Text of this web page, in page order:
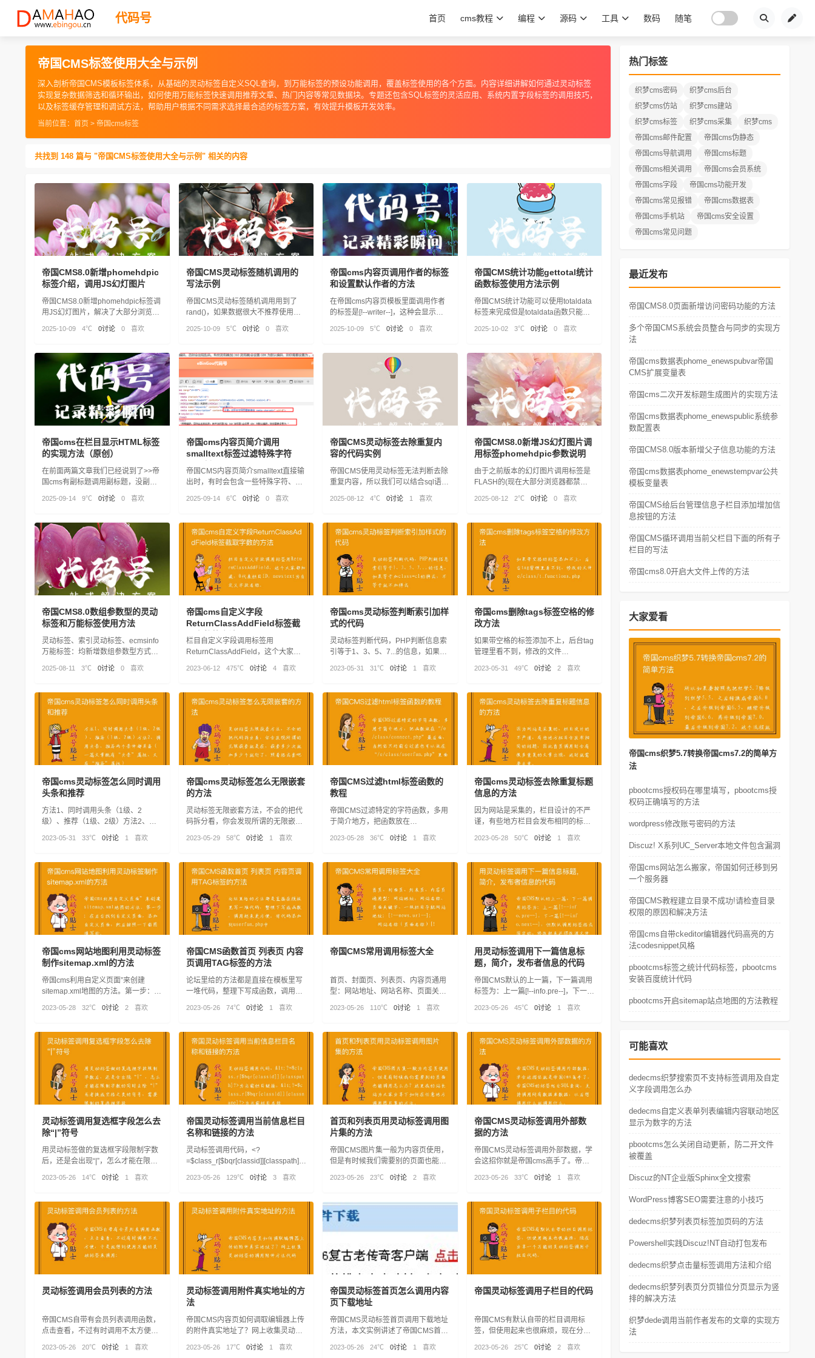
代码号 首页 cms教程 编程 源码 工具 数码 随笔
帝国CMS标签使用大全与示例
深入剖析帝国CMS模板标签体系，从基础的灵动标签自定义SQL查询，到万能标签的预设功能调用，覆盖标签使用的各个方面。内容详细讲解如何通过灵动标签
实现复杂数据筛选和循环输出，如何使用万能标签快速调用推荐文章、热门内容等常见数据块。专题还包含SQL标签的灵活应用、系统内置字段标签的调用技巧，
以及标签缓存管理和调试方法，帮助用户根据不同需求选择最合适的标签方案，有效提升模板开发效率。
当前位置： 首页 > 帝国cms标签
共找到 148 篇与 "帝国CMS标签使用大全与示例" 相关的内容
帝国CMS8.0新增phomehdpic
标签介绍，调用JS幻灯图片
帝国CMS8.0新增phomehdpic标签调
用JS幻灯图片，解决了大部分浏览器
无法使用FLASH的问题。操作类型：
具体看标签说明的操作类型说明
2025-10-09 4℃ 0讨论 0 喜欢
帝国CMS灵动标签随机调用的
写法示例
帝国CMS灵动标签随机调用用到了
rand()，如果数据很大不推荐使用
rand()随机调用，因为速度非常缓
慢。网站中只是少部分使用，或者需
2025-10-09 5℃ 0讨论 0 喜欢
帝国cms内容页调用作者的标签
和设置默认作者的方法
在帝国cms内容页模板里面调用作者
的标签是[!--writer--]，这种会显示链
接，如果我们不想带链接或者不填写
作者，就显示默认的作者名称，那就
2025-10-09 5℃ 0讨论 0 喜欢
帝国CMS统计功能gettotal统计
函数标签使用方法示例
帝国CMS统计功能可以使用totaldata
标签来完成但是totaldata函数只能统
计一个条件的数据，如果想统计多个
可以用“in”的方法，如：
2025-10-02 3℃ 0讨论 0 喜欢
帝国cms在栏目显示HTML标签
的实现方法（原创）
在前面两篇文章我们已经说到了>>帝
国cms有副标题调用副标题，没副标
题调用标题写法 再另一个场景中，比
如代码号自学编程栏目。我们需要在
用的标签不显示
2025-09-14 9℃ 0讨论 0 喜欢
帝国cms内容页简介调用
smalltext标签过滤特殊字符
（原创）
帝国CMS内容页简介smalltext直接输
出时，有时会包含一些特殊字符、
HTML实体或空格，影响页面美观和
SEO。下面为你提供几种过滤方法。
2025-09-14 6℃ 0讨论 0 喜欢
帝国CMS灵动标签去除重复内
容的代码实例
帝国CMS使用灵动标签无法判断去除
重复内容，所以我们可以结合sql语句
来达到灵动标签去除重复内容方法。
2025-08-12 4℃ 0讨论 1 喜欢
帝国CMS8.0新增JS幻灯图片调
用标签phomehdpic参数说明
由于之前版本的幻灯图片调用标签是
FLASH的(现在大部分浏览器都禁用
FLASH了)，所以帝国CMS8.0版新增
JS幻灯图片调用标签：
2025-08-12 2℃ 0讨论 0 喜欢
帝国CMS8.0数组参数型的灵动
标签和万能标签使用方法
灵动标签、索引灵动标签、ecmsinfo
万能标签：均新增数组参数型方式调
用标签e:loopr、e:indexloopr、
sys_EcmsBqr_ecmsinfo，更直观：
2025-08-11 3℃ 0讨论 0 喜欢
帝国cms自定义字段
ReturnClassAddField标签截
取字数的方法
栏目自定义字段调用标签用
ReturnClassAddField，这个大家都
知道，0代表栏目ID，newstext为自
2023-06-12 475℃ 0讨论 4 喜欢
帝国cms灵动标签判断索引加样
式的代码
灵动标签判断代码，PHP判断信息索
引等于1、3、5、7...的信息，如果等
于加class=c1的样式，不等于就不加
2023-05-31 31℃ 0讨论 1 喜欢
帝国cms删除tags标签空格的修
改方法
如果带空格的标签添加不上，后台tag
管理里看不到，修改的文件
e/class/t_functions.php
2023-05-31 49℃ 0讨论 2 喜欢
帝国cms灵动标签怎么同时调用
头条和推荐
方法1、同时调用头条（1级、2
级）、推荐（1级、2级）方法2、调
用头条、推荐两个条件都具备（一篇
文章既有“头条”属性、又有“推荐”属
2023-05-31 33℃ 0讨论 1 喜欢
帝国cms灵动标签怎么无限嵌套
的方法
灵动标签无限嵌套方法，不会的把代
码拆分看，你会发现所谓的无限嵌套
就是在，嵌套多少次就加多少个就行
了，照着格式套吧。
2023-05-29 58℃ 0讨论 1 喜欢
帝国CMS过滤html标签函数的
教程
帝国CMS过滤特定的字符函数，多用
于简介地方，把函数放在
“/e/class/connect.php”最后面，当然
你只对前台过滤也可以放在
2023-05-28 36℃ 0讨论 1 喜欢
帝国cms灵动标签去除重复标题
信息的方法
因为网站是采集的，栏目设计的不严
谨，有些地方栏目会发布相同的标
题，因此首页调用时会有很多重复的
文章出现，这时就需要去重。
2023-05-28 50℃ 0讨论 1 喜欢
帝国cms网站地图利用灵动标签
制作sitemap.xml的方法
帝国cms利用自定义页面”来创建
sitemap.xml地图的方法。第一步：在
后台找到自定义页面，添加自定义页
面，然后按照一下截图填写好。
2023-05-28 32℃ 0讨论 2 喜欢
帝国CMS函数首页 列表页 内容
页调用TAG标签的方法
论坛里给的方法都是直接在模板里写
一堆代码，整理下写成函数，调用起
来更方便。将代码添加到userfun.php
2023-05-26 74℃ 0讨论 1 喜欢
帝国CMS常用调用标签大全
首页、封面页、列表页、内容页通用
型：网站地址、网站名称、页面关键
字、一级栏目导航网站地址；[!--
news.url--]； 网站名称（页面名称）
2023-05-26 110℃ 0讨论 1 喜欢
用灵动标签调用下一篇信息标
题，简介，发布者信息的代码
帝国CMS默认的上一篇，下一篇调用
标签为：上一篇[!--info.pre--]，下一篇
[!--info.next--]，但默认调用标签格式
固定的，修改起来还得改源文件。
2023-05-26 45℃ 0讨论 1 喜欢
灵动标签调用复选框字段怎么去
除“|”符号
用灵动标签做的复选框字段限制字数
后，还是会出现“|”，怎么才能在限制
字数的同时去除“|”或者换成空格之类
的符号，需要限制的复选框字段
2023-05-26 14℃ 0讨论 1 喜欢
帝国灵动标签调用当前信息栏目
名称和链接的方法
灵动标签调用代码，<?
=$class_r[$bqr[classid]][classpath]?
>为当前栏目链接，<?
=$class_r[$bqr[classid]]
2023-05-26 129℃ 0讨论 3 喜欢
首页和列表页用灵动标签调用图
片集的方法
帝国CMS图片集一般为内容页使用，
但是有时候我们需要别的页面也能调
用怎么办？这里我的站长站为大家分
享下如何在任意地方调用图片集的方
2023-05-26 23℃ 0讨论 2 喜欢
帝国CMS灵动标签调用外部数
据的方法
帝国CMS灵动标签调用外部数据，学
会这招你就是帝国cms高手了。帝国
CMS的标签结合SQL查询，支持调用
所有数据库数据，以后想调用什么就
2023-05-26 33℃ 0讨论 1 喜欢
灵动标签调用会员列表的方法
帝国CMS自带有会员列表调用函数，
点击查看，不过有时调用不太方便，
于是就想到使用万能的灵动标签来调
2023-05-26 20℃ 0讨论 1 喜欢
灵动标签调用附件真实地址的方
法
帝国CMS内容页如何调取编辑器上传
的附件真实地址了？网上收集灵动标
签的调用附件方法代码
2023-05-26 17℃ 0讨论 1 喜欢
帝国灵动标签首页怎么调用内容
页下载地址
帝国CMS灵动标签首页调用下载地址
方法，本文实例讲述了帝国CMS首页
调用内容页下载地址的方法。
2023-05-26 24℃ 0讨论 1 喜欢
帝国灵动标签调用子栏目的代码
帝国CMS有默认自带的栏目调用标
签，但使用起来也很麻烦，现在分享
一个万能的灵动标签调用子栏目代
2023-05-26 25℃ 0讨论 2 喜欢
热门标签
织梦cms密码
织梦cms后台
织梦cms仿站
织梦cms建站
织梦cms标签
织梦cms采集
织梦cms
帝国cms邮件配置
帝国cms伪静态
帝国cms导航调用
帝国cms标题
帝国cms相关调用
帝国cms会员系统
帝国cms字段
帝国cms功能开发
帝国cms常见报错
帝国cms数据表
帝国cms手机站
帝国cms安全设置
帝国cms常见问题
最近发布
帝国CMS8.0页面新增访问密码功能的方法
多个帝国CMS系统会员整合与同步的实现方
法
帝国cms数据表phome_enewspubvar帝国
CMS扩展变量表
帝国cms二次开发标题生成图片的实现方法
帝国cms数据表phome_enewspublic系统参
数配置表
帝国CMS8.0版本新增父子信息功能的方法
帝国cms数据表phome_enewstempvar公共
模板变量表
帝国CMS给后台管理信息子栏目添加增加信
息按钮的方法
帝国CMS循环调用当前父栏目下面的所有子
栏目的写法
帝国cms8.0开启大文件上传的方法
大家爱看
帝国cms织梦5.7转换帝国cms7.2的简单方
法
pbootcms授权码在哪里填写，pbootcms授
权码正确填写的方法
wordpress修改账号密码的方法
Discuz! X系列UC_Server本地文件包含漏洞
帝国cms网站怎么搬家，帝国如何迁移到另
一个服务器
帝国CMS教程建立目录不成功!请检查目录
权限的原因和解决方法
帝国cms自带ckeditor编辑器代码高亮的方
法codesnippet风格
pbootcms标签之统计代码标签，pbootcms
安装百度统计代码
pbootcms开启sitemap站点地图的方法教程
可能喜欢
dedecms织梦搜索页不支持标签调用及自定
义字段调用怎么办
dedecms自定义表单列表编辑内容联动地区
显示为数字的方法
pbootcms怎么关闭自动更新，防二开文件
被覆盖
Discuz的NT企业版Sphinx全文搜索
WordPress博客SEO需要注意的小技巧
dedecms织梦列表页标签加页码的方法
Powershell实践Discuz!NT自动打包发布
dedecms织梦点击量标签调用方法和介绍
dedecms织梦列表页分页错位分页显示为竖
排的解决方法
织梦dede调用当前作者发布的文章的实现方
法